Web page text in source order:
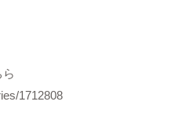
1712808